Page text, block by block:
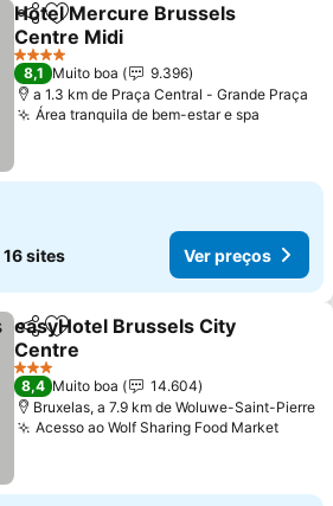
PartilharAdicionar aos favoritos
Hotel Mercure Brussels
Centre Midi
4 Estrelas
8,1 Muito boa
9.396
a 1.3 km de Praça Central - Grande Praça
Área tranquila de bem-estar e spa
16 sites Ver preços
PartilharAdicionar aos favoritos
easyHotel Brussels City
Centre
3 Estrelas
8,4 Muito boa
14.604
Bruxelas, a 7.9 km de Woluwe-Saint-Pierre
Acesso ao Wolf Sharing Food Market